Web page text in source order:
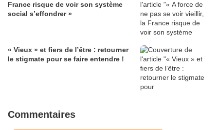
France risque de voir son système
social s’effondrer »
« Vieux » et fiers de l’être : retourner
le stigmate pour se faire entendre !
Commentaires